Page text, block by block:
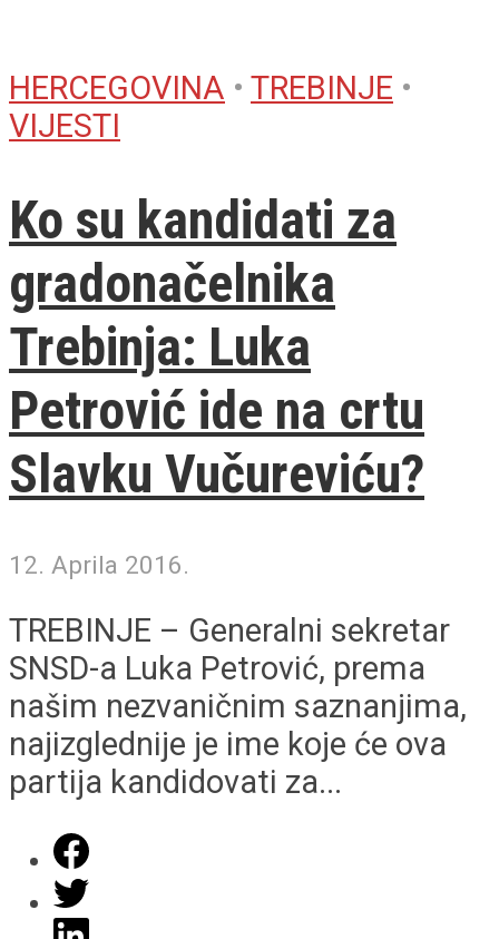
HERCEGOVINA • TREBINJE •
VIJESTI
Ko su kandidati za
gradonačelnika
Trebinja: Luka
Petrović ide na crtu
Slavku Vučureviću?
12. Aprila 2016.
TREBINJE – Generalni sekretar
SNSD-a Luka Petrović, prema
našim nezvaničnim saznanjima,
najizglednije je ime koje će ova
partija kandidovati za...